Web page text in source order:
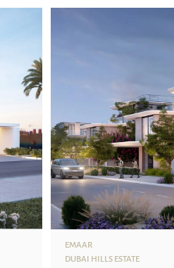
EMAAR
DUBAI HILLS ESTATE